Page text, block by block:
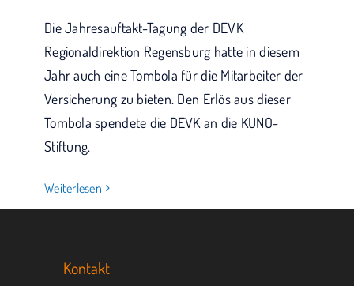
Die Jahresauftakt-Tagung der DEVK
Regionaldirektion Regensburg hatte in diesem
Jahr auch eine Tombola für die Mitarbeiter der
Versicherung zu bieten. Den Erlös aus dieser
Tombola spendete die DEVK an die KUNO-
Stiftung.
Weiterlesen
Kontakt